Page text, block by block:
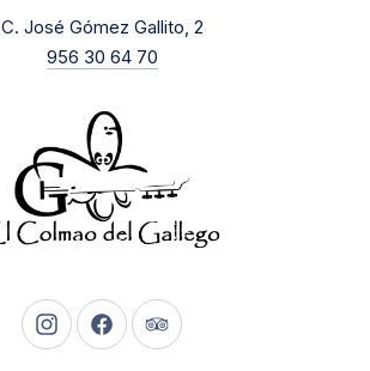
C. José Gómez Gallito, 2New Window
956 30 64 70
New Window
New WindowNew Window